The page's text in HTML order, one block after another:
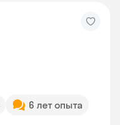
6 лет опыта